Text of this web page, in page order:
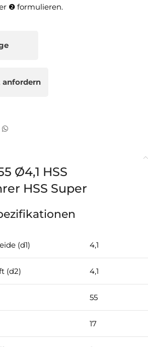
❷ formulieren.
Ø4,1 HSS
HSS Super
(d1) 4,1
(d2) 4,1
55
17